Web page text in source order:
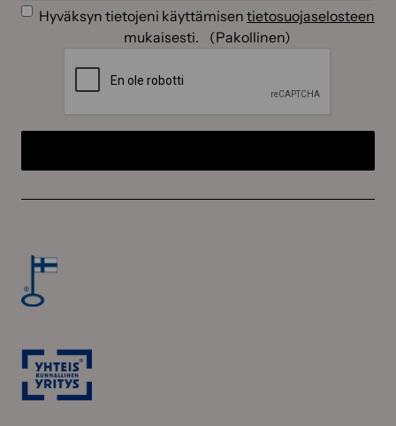
Suostumus (Pakollinen)
Hyväksyn tietojeni käyttämisen tietosuojaselosteen
mukaisesti.
(Pakollinen)